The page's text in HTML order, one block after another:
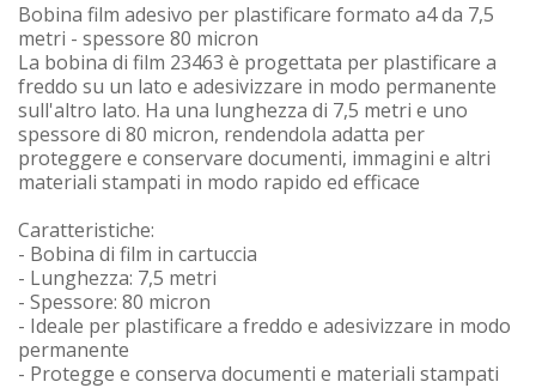
Bobina film adesivo per plastificare formato a4 da 7,5
metri - spessore 80 micron
La bobina di film 23463 è progettata per plastificare a
freddo su un lato e adesivizzare in modo permanente
sull'altro lato. Ha una lunghezza di 7,5 metri e uno
spessore di 80 micron, rendendola adatta per
proteggere e conservare documenti, immagini e altri
materiali stampati in modo rapido ed efficace
Caratteristiche:
- Bobina di film in cartuccia
- Lunghezza: 7,5 metri
- Spessore: 80 micron
- Ideale per plastificare a freddo e adesivizzare in modo
permanente
- Protegge e conserva documenti e materiali stampati